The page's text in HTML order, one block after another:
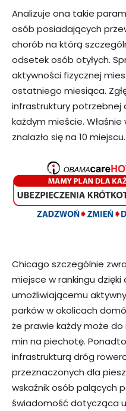
Analizuje ona takie
osób posiadających
chorób na którą
odsetek osób otyłych.
aktywności fizycznej
ostatniego miesiąca.
infrastruktury potrzebnej
każdym mieście.
znalazło się na 10 miejscu.
Chicago szczególnie
miejsce w rankingu
umożliwiającemu
parków w okolicach
że prawie każdy może
min na piechotę.
infrastrukturą dróg
przeznaczonych dla
wskaźnik osób palących
świadomość dotycząca